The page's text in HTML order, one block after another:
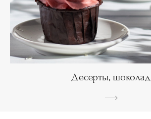
Десерты, шоколад